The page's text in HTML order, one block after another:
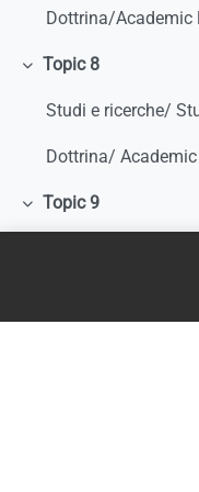
Dottrina/Academic
Minimizza
Topic 8
Minimizza
Topic 9